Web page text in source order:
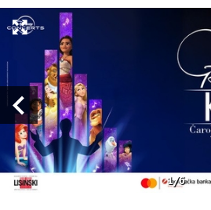
1/6